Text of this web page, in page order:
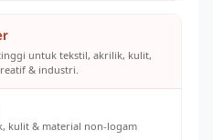
untuk tekstil, akrilik, kulit,
& industri.
kulit & material non-logam